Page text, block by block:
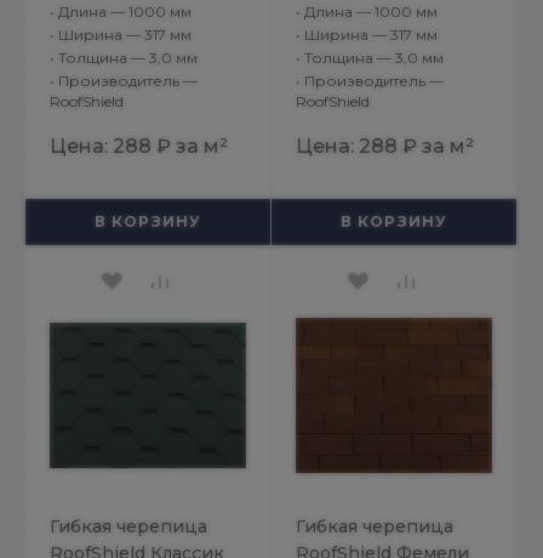
• Длина — 1000 мм
• Ширина — 317 мм
• Толщина — 3,0 мм
• Производитель —
RoofShield
Цена: 288 ₽ за м²
В КОРЗИНУ
• Длина — 1000 мм
• Ширина — 317 мм
• Толщина — 3,0 мм
• Производитель —
RoofShield
Цена: 288 ₽ за м²
В КОРЗИНУ
Гибкая черепица
RoofShield Классик
Гибкая черепица
RoofShield Фемели